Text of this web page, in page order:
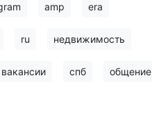
amp era
ru недвижимость
вакансии спб общение